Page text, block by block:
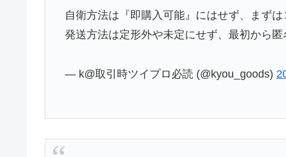
自衛方法は『即購入可能』にはせず、まずは
発送方法は定形外や未定にせず、最初から
— k@取引時ツイプロ必読 (@kyou_goods)